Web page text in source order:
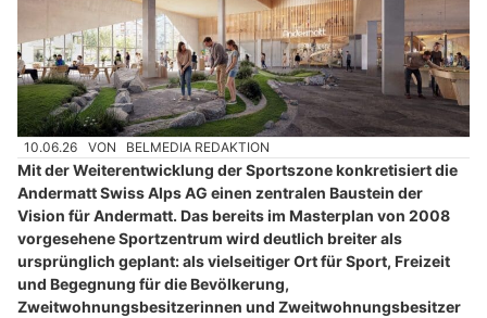
10.06.26 VON BELMEDIA REDAKTION
Mit der Weiterentwicklung der Sportszone konkretisiert die
Andermatt Swiss Alps AG einen zentralen Baustein der
Vision für Andermatt. Das bereits im Masterplan von 2008
vorgesehene Sportzentrum wird deutlich breiter als
ursprünglich geplant: als vielseitiger Ort für Sport, Freizeit
und Begegnung für die Bevölkerung,
Zweitwohnungsbesitzerinnen und Zweitwohnungsbesitzer